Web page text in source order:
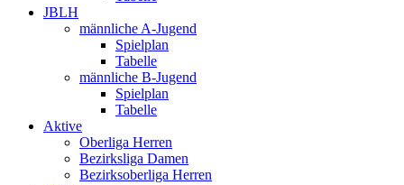
JBLH
männliche A-Jugend
Spielplan
Tabelle
männliche B-Jugend
Spielplan
Tabelle
Aktive
Oberliga Herren
Bezirksliga Damen
Bezirksoberliga Herren